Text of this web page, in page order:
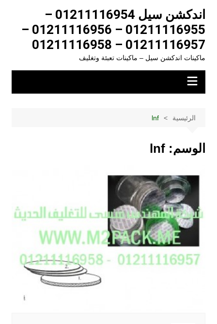
المحتوى
اندكشن سيل 01211116954 –
01211116955 – 01211116956 –
01211116957 – 01211116958
ماكينات اندكشن سيل – ماكينات تعبئة وتغليف
الرئيسية lnf
الوسم: lnf